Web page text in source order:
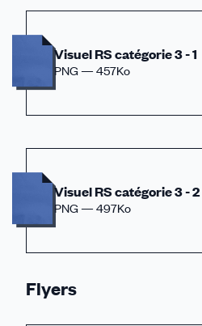
Visuel RS catégorie 3 - 1
PNG — 457Ko
Visuel RS catégorie 3 - 2
PNG — 497Ko
Flyers